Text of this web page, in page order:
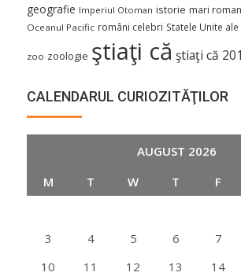
geografie Imperiul Otoman istorie mari
Oceanul Pacific români celebri Statele Unite
zoo zoologie ştiaţi că ştiaţi că
CALENDARUL CURIOZITĂŢILOR
AUGUST 2026
M
T W T F
3
4 5 6 7
10
11 12 13 14